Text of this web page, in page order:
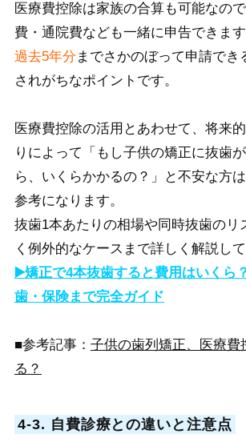
医療費控除は家族の合算も可能なの
費・通院費なども一緒に申告できます
過去5年分 までさかのぼって申請でき
されがちなポイントです。
医療費控除の活用とあわせて、将来
りによって「もし子供の矯正に抜歯
ら、いくらかかるの？」と不安な方
参考になります。
抜歯1本あたりの相場や同時抜歯のリ
く例外的なケースまで詳しく解説して
▶️矯正で4本抜歯すると費用はいくら
歯・保険まで完全ガイド
■参考記事： 子供の歯列矯正、医療費
る？
4-3. 自費診療との違いと注意点